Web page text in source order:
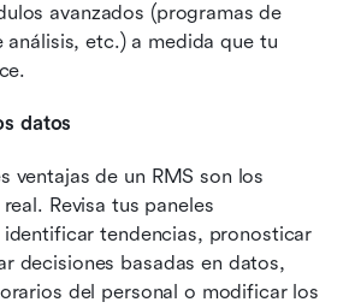
avanzados (programas de
análisis, etc.) a medida que tu
datos
ventajas de un RMS son los
Revisa tus paneles
tendencias, pronosticar
decisiones basadas en datos,
del personal o modificar los